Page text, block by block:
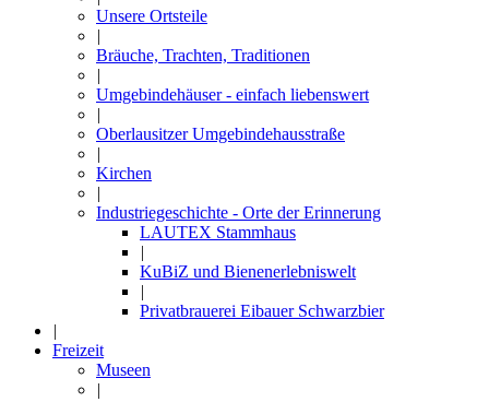
Unsere Ortsteile
|
Bräuche, Trachten, Traditionen
|
Umgebindehäuser - einfach liebenswert
|
Oberlausitzer Umgebindehausstraße
|
Kirchen
|
Industriegeschichte - Orte der Erinnerung
LAUTEX Stammhaus
|
KuBiZ und Bienenerlebniswelt
|
Privatbrauerei Eibauer Schwarzbier
|
Freizeit
Museen
|